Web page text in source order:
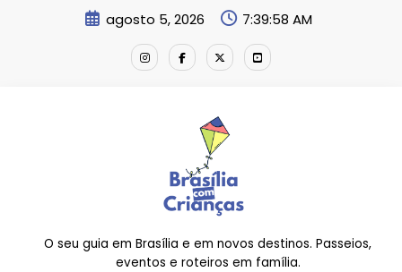
agosto 5, 2026 7:39:58 AM
O seu guia em Brasília e em novos destinos. Passeios,
eventos e roteiros em família.